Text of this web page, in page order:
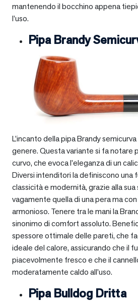
mantenendo il bocchino appena
l’uso.
Pipa Brandy
L’incanto della pipa Brandy
genere. Questa variante si fa notare
curvo, che evoca l’eleganza di un
Diversi intenditori la definiscono una
classicità e modernità, grazie alla
vagamente quella di una pera ma
armonioso. Tenere tra le mani la
sinonimo di comfort assoluto.
spessore ottimale delle pareti, che
ideale del calore, assicurando che il
piacevolmente fresco e che il
moderatamente caldo all’uso.
Pipa Bulldog Dritta